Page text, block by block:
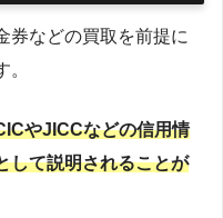
券などの買取を前提に
やJICCなどの信用情
して説明されることが